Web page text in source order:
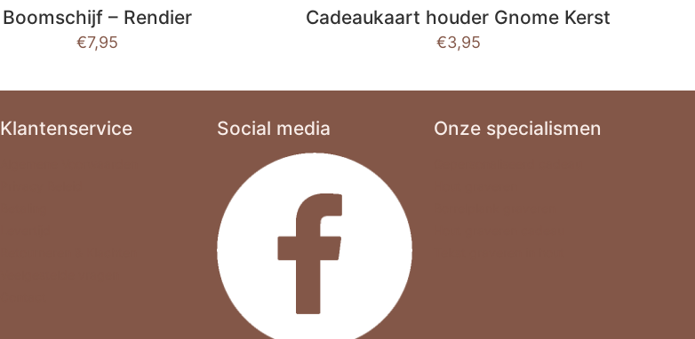
Boomschijf – Rendier
€7,95
Cadeaukaart houder Gnome Kerst
€3,95
Klantenservice Social media Onze specialismen